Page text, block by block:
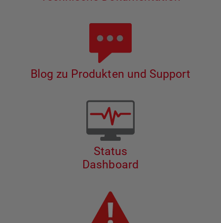
Blog zu Produkten und Support
Status
Dashboard